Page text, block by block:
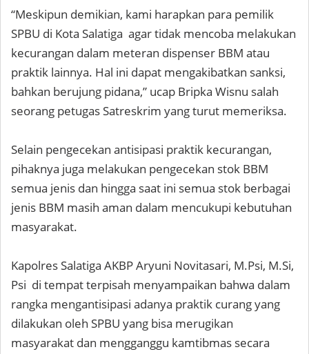
“Meskipun demikian, kami harapkan para pemilik
SPBU di Kota Salatiga agar tidak mencoba melakukan
kecurangan dalam meteran dispenser BBM atau
praktik lainnya. Hal ini dapat mengakibatkan sanksi,
bahkan berujung pidana,” ucap Bripka Wisnu salah
seorang petugas Satreskrim yang turut memeriksa.
Selain pengecekan antisipasi praktik kecurangan,
pihaknya juga melakukan pengecekan stok BBM
semua jenis dan hingga saat ini semua stok berbagai
jenis BBM masih aman dalam mencukupi kebutuhan
masyarakat.
Kapolres Salatiga AKBP Aryuni Novitasari, M.Psi, M.Si,
Psi di tempat terpisah menyampaikan bahwa dalam
rangka mengantisipasi adanya praktik curang yang
dilakukan oleh SPBU yang bisa merugikan
masyarakat dan mengganggu kamtibmas secara